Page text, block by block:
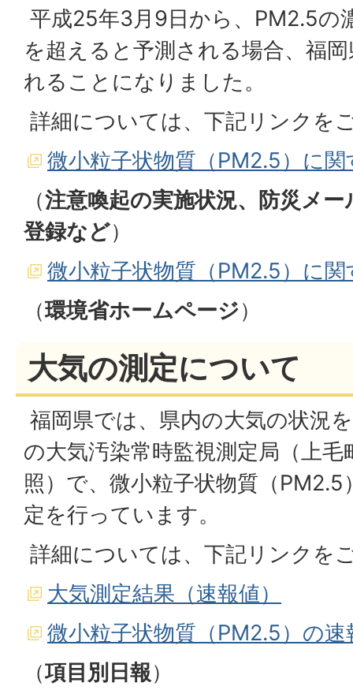
平成25年3月9日から、PM2.5の
を超えると予測される場合、福
れることになりました。
詳細については、下記リンクを
微小粒子状物質（PM2.5）に
（注意喚起の実施状況、防災メ
登録など）
微小粒子状物質（PM2.5）に関
（環境省ホームページ）
大気の測定について
福岡県では、県内の大気の状況
の大気汚染常時監視測定局（上
照）で、微小粒子状物質（
定を行っています。
詳細については、下記リンクを
大気測定結果（速報値）
微小粒子状物質（PM2.5）の速
（項目別日報）